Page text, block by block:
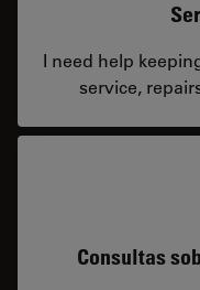
I need help
service,
Consultas